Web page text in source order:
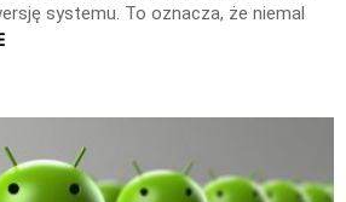
systemu. To oznacza, że niemal